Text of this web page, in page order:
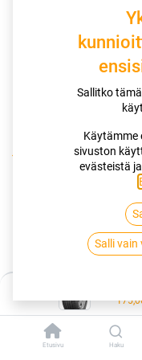
Etusivu Haku
Kauppa
185/55R16 87H
185/55R16
EVR
5452000686527
175,00€
Sallitko
Käytämme
sivuston
evästeistä
Salli